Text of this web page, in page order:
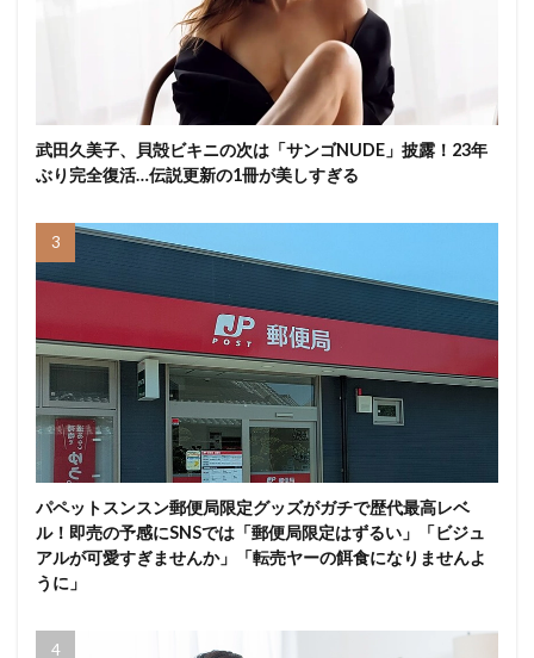
武田久美子、貝殻ビキニの次は「サンゴNUDE」披露！23年
ぶり完全復活…伝説更新の1冊が美しすぎる
パペットスンスン郵便局限定グッズがガチで歴代最高レベ
ル！即売の予感にSNSでは「郵便局限定はずるい」「ビジュ
アルが可愛すぎませんか」「転売ヤーの餌食になりませんよ
うに」